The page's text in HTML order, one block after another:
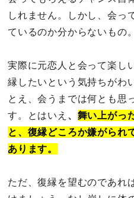
しれません。しかし、会っ
ているのか分からないもの。
実際に元恋人と会って楽し
縁したいという気持ちがわ
とえ、会うまでは何とも思
す。とはいえ 、 舞い上がっ
と、復縁どころか嫌がられ
あります。
ただ、復縁を望むのであれ